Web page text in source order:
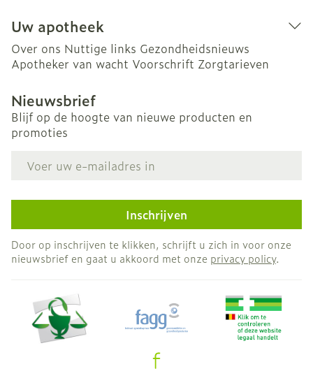
Uw apotheek
Over ons Nuttige links Gezondheidsnieuws
Apotheker van wacht Voorschrift Zorgtarieven
Nieuwsbrief
Blijf op de hoogte van nieuwe producten en
promoties
Inschrijven
Door op inschrijven te klikken, schrijft u zich in voor onze
nieuwsbrief en gaat u akkoord met onze privacy policy.